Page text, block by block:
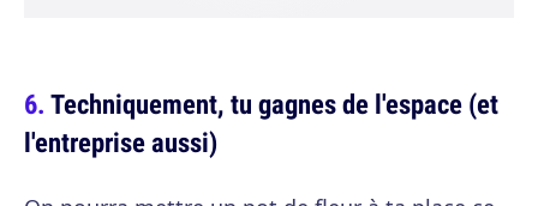
Techniquement, tu gagnes de l'espace (et
l'entreprise aussi)